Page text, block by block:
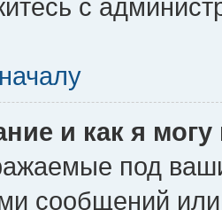
с
и как я
под
сообщений